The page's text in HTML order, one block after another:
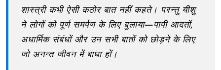
शास्त्री कभी ऐसी कठोर बात नहीं कहते। परन्तु यीशु
ने लोगों को पूर्ण समर्पण के लिए बुलाया—पापी आदतों,
अधार्मिक संबंधों और उन सभी बातों को छोड़ने के लिए
जो अनन्त जीवन में बाधा हों।